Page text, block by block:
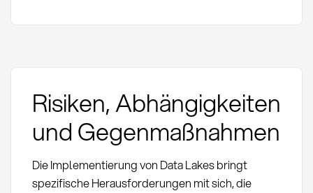
Risiken, Abhängigkeiten
und Gegenmaßnahmen
Die Implementierung von Data Lakes bringt
spezifische Herausforderungen mit sich, die